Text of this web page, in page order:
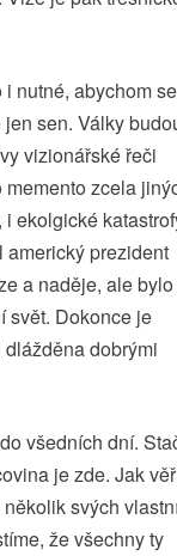
nutné, abychom se
sen. Války
vizionářské řeči
zcela
ekolgické
americký prezident
a naděje, ale
svět. Dokonce je
dobrými
všedních dní.
je zde. Jak
svých
že všechny ty